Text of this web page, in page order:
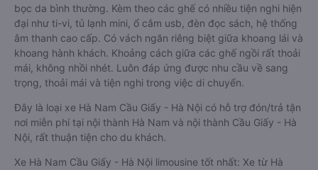
bọc da bình thường. Kèm theo các ghế có nhiều tiện nghi hiện
đại như ti-vi, tủ lạnh mini, ổ cắm usb, đèn đọc sách, hệ thống
âm thanh cao cấp. Có vách ngăn riêng biệt giữa khoang lái và
khoang hành khách. Khoảng cách giữa các ghế ngồi rất thoải
mái, không nhồi nhét. Luôn đáp ứng được nhu cầu về sang
trọng, thoải mái và tiện nghi trong việc di chuyển.
Đây là loại xe Hà Nam Cầu Giấy - Hà Nội có hỗ trợ đón/trả tận
nơi miễn phí tại nội thành Hà Nam và nội thành Cầu Giấy - Hà
Nội, rất thuận tiện cho du khách.
Xe Hà Nam Cầu Giấy - Hà Nội limousine tốt nhất: Xe từ Hà